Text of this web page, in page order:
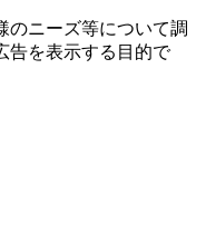
のニーズ等について調
告を表⽰する⽬的で